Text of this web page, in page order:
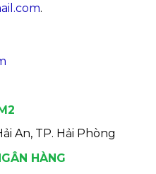
.
An, TP. Hải Phòng
HÀNG